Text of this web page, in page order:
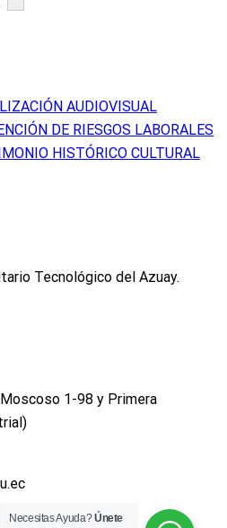
AUDIOVISUAL
DE RIESGOS LABORALES
HISTÓRICO CULTURAL
Tecnológico del Azuay.
1-98 y Primera
Necesitas Ayuda?Únete